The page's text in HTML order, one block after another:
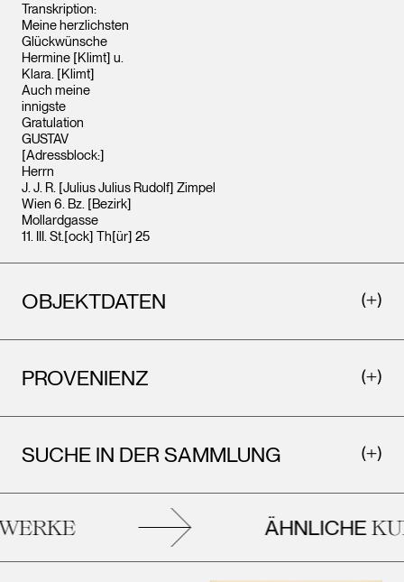
Transkription:
Meine herzlichsten
Glückwünsche
Hermine [Klimt] u.
Klara. [Klimt]
Auch meine
innigste
Gratulation
GUSTAV
[Adressblock:]
Herrn
J. J. R. [Julius Julius Rudolf] Zimpel
Wien 6. Bz. [Bezirk]
Mollardgasse
11. III. St.[ock] Th[ür] 25
OBJEKTDATEN
PROVENIENZ
SUCHE IN DER SAMMLUNG
ÄHNLICHE